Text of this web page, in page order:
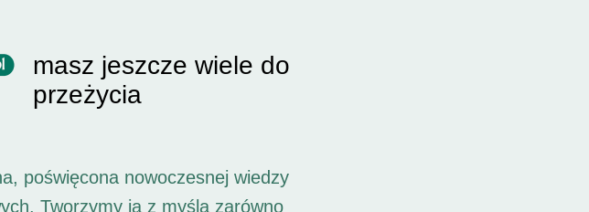
masz jeszcze wiele do
przeżycia
poświęcona nowoczesnej wiedzy
Tworzymy ją z myślą zarówno